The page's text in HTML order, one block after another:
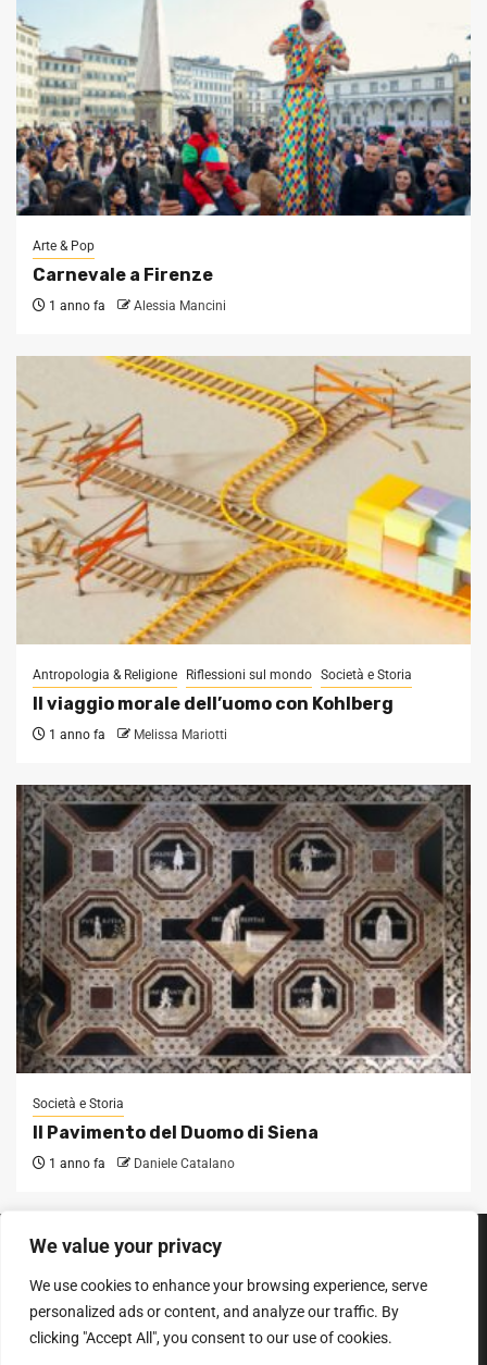
We value your privacy
We use cookies to enhance your browsing experience, serve
personalized ads or content, and analyze our traffic. By
clicking "Accept All", you consent to our use of cookies.
Arte & Pop
Carnevale a Firenze
1 anno fa Alessia Mancini
Antropologia & Religione Riflessioni sul mondo Società e Storia
Il viaggio morale dell’uomo con Kohlberg
1 anno fa Melissa Mariotti
Società e Storia
Il Pavimento del Duomo di Siena
1 anno fa Daniele Catalano
SEGUICI SUI SOCIAL
Facebook
Instagram
YouTube